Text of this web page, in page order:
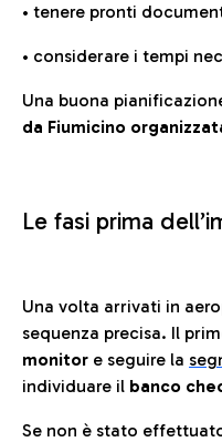
• tenere pronti
• considerare i tempi
Una buona
da Fiumicino
Le fasi prima
Una volta arrivati in
sequenza precisa. Il
monitor e seguire la
individuare il banco
Se non è stato